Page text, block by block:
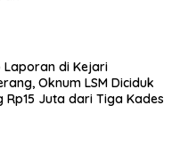
Laporan di Kejari
Oknum LSM Diciduk
Rp15 Juta dari Tiga Kades